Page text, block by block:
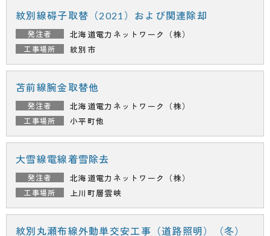
北海道電力ネットワーク（株）
紋別線碍子取替（2021）および関連除却
紋別市
北海道電力ネットワーク（株）
苫前線腕金取替他
小平町他
北海道電力ネットワーク（株）
大雪線電線着雪除去
上川町層雲峡
紋別丸瀬布線外動単交安工事（道路照明）（冬）